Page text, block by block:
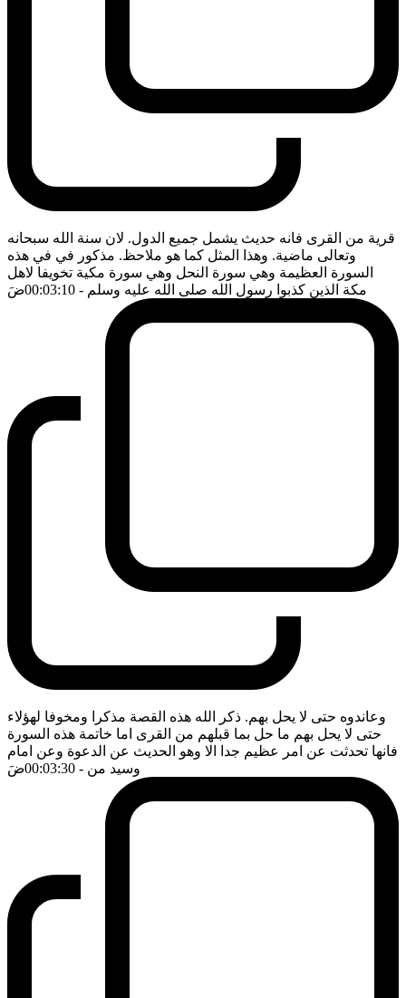
قرية من القرى فانه حديث يشمل جميع الدول. لان سنة الله سبحانه
وتعالى ماضية. وهذا المثل كما هو ملاحظ. مذكور في في هذه
السورة العظيمة وهي سورة النحل وهي سورة مكية تخويفا لاهل
مكة الذين كذبوا رسول الله صلى الله عليه وسلم - 00:03:10 ضَ
وعاندوه حتى لا يحل بهم. ذكر الله هذه القصة مذكرا ومخوفا لهؤلاء
حتى لا يحل بهم ما حل بما قبلهم من القرى اما خاتمة هذه السورة
فانها تحدثت عن امر عظيم جدا الا وهو الحديث عن الدعوة وعن امام
وسيد من - 00:03:30 ضَ